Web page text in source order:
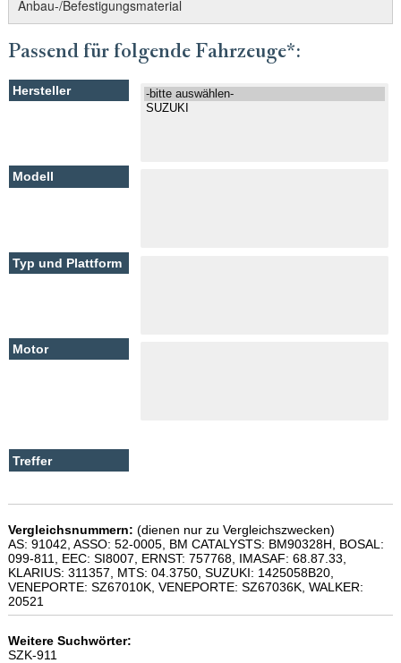
Anbau-/Befestigungsmaterial
Passend für folgende Fahrzeuge*:
Vergleichsnummern: (dienen nur zu Vergleichszwecken)
AS: 91042, ASSO: 52-0005, BM CATALYSTS: BM90328H, BOSAL:
099-811, EEC: SI8007, ERNST: 757768, IMASAF: 68.87.33,
KLARIUS: 311357, MTS: 04.3750, SUZUKI: 1425058B20,
VENEPORTE: SZ67010K, VENEPORTE: SZ67036K, WALKER:
20521
Weitere Suchwörter:
SZK-911